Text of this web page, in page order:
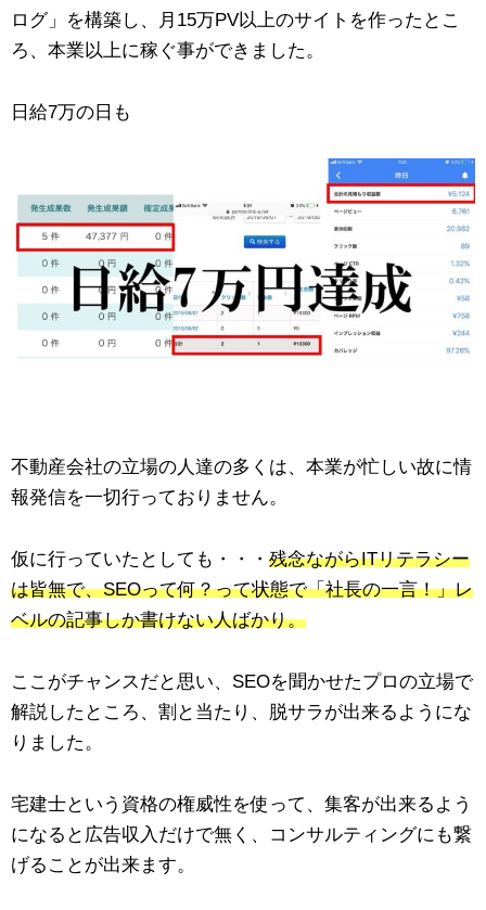
ログ」を構築し、月15万PV以上のサイトを作ったとこ
ろ、本業以上に稼ぐ事ができました。
日給7万の日も
不動産会社の立場の人達の多くは、本業が忙しい故に情
報発信を一切行っておりません。
仮に行っていたとしても・・・ 残念ながらITリテラシー
は皆無で、SEOって何？って状態で「社長の一言！」レ
ベルの記事しか書けない人ばかり。
ここがチャンスだと思い、SEOを聞かせたプロの立場で
解説したところ、割と当たり、脱サラが出来るようにな
りました。
宅建士という資格の権威性を使って、集客が出来るよう
になると広告収入だけで無く、コンサルティングにも繋
げることが出来ます。